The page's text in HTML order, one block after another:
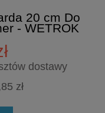
20 cm Do
- WETROK
dostawy
zł